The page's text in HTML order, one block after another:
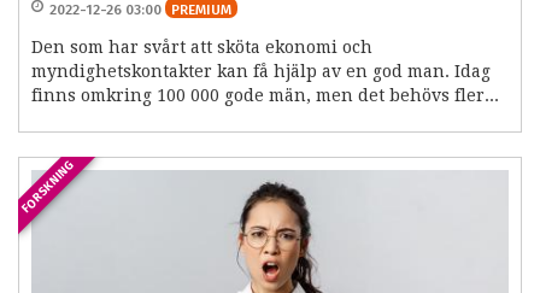
2022-12-26 03:00 PREMIUM
Den som har svårt att sköta ekonomi och
myndighetskontakter kan få hjälp av en god man. Idag
finns omkring 100 000 gode män, men det behövs fler...
FORSKNING